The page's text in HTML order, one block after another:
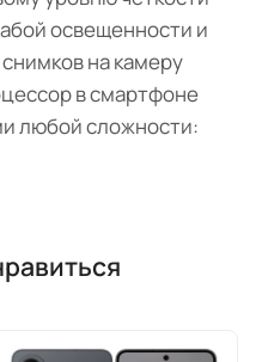
освещенности и
на камеру
в смартфоне
любой сложности: